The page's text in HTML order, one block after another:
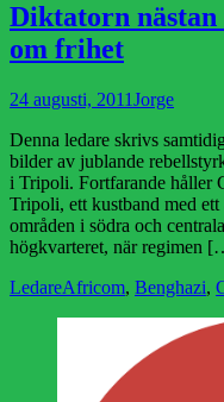
Diktatorn
om frihet
Publicerad
24 augusti, 2011 Författare
Jorge
Denna ledare skrivs
bilder av jublande
i Tripoli. Fortfarande håller
Tripoli, ett kustband med
områden i södra och
högkvarteret, när regimen
Kategorier
LedareEtiketter
Africom, Benghazi,